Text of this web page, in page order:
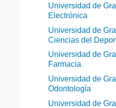
Universidad de
Electrónica
Universidad de
Ciencias del
Universidad de
Farmacia
Universidad de
Odontología
Universidad de